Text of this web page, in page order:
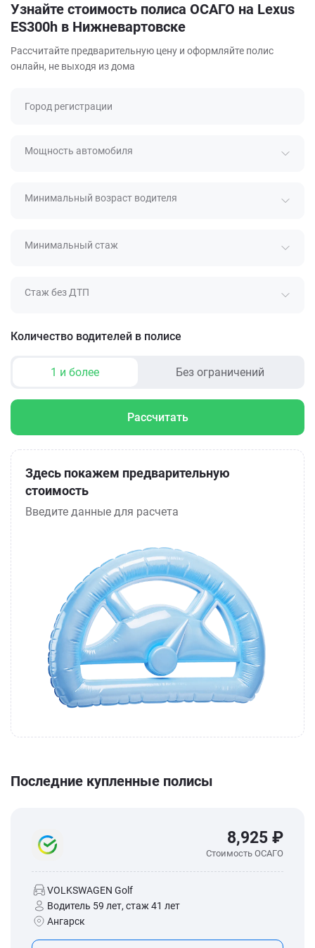
Узнайте стоимость полиса ОСАГО на Lexus
ES300h в Нижневартовске
Рассчитайте предварительную цену и оформляйте полис
онлайн, не выходя из дома
Город регистрации
Мощность автомобиля
Минимальный возраст водителя
Минимальный стаж
Стаж без ДТП
Количество водителей в полисе
1 и более Без ограничений
Рассчитать
Здесь покажем предварительную
стоимость
Введите данные для расчета
Последние купленные полисы
8,925 ₽
Стоимость ОСАГО
VOLKSWAGEN Golf
Водитель 59 лет, стаж 41 лет
Ангарск